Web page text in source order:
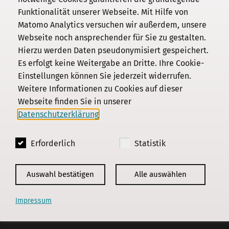
Kommission
Institut
Forschung
Publikationen
Datenschutz
Impressum
Kontakt
© 2018 - 2026KGParl
Funktionalität unserer Webseite. Mit Hilfe von
Matomo Analytics versuchen wir außerdem, unsere
Webseite noch ansprechender für Sie zu gestalten.
Hierzu werden Daten pseudonymisiert gespeichert.
Es erfolgt keine Weitergabe an Dritte. Ihre Cookie-
Einstellungen können Sie jederzeit widerrufen.
Weitere Informationen zu Cookies auf dieser
Webseite finden Sie in unserer
Datenschutzerklärung
Erforderlich Statistik
Auswahl bestätigen Alle auswählen
Impressum